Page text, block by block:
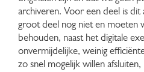
archiveren. Voor een deel is dit
groot deel nog niet en moeten
behouden, naast het digitale
onvermijdelijke, weinig
zo snel mogelijk willen